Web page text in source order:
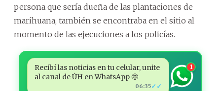
persona que sería dueña de las plantaciones de
marihuana, también se encontraba en el sitio al
momento de las ejecuciones a los policías.
Recibí las noticias en tu celular, unite
al canal de ÚH en WhatsApp 🤩
06:35✓✓
1